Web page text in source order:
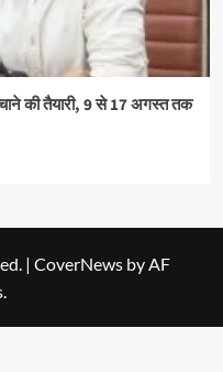
की तैयारी, 9 से 17 अगस्त तक
| CoverNews by AF